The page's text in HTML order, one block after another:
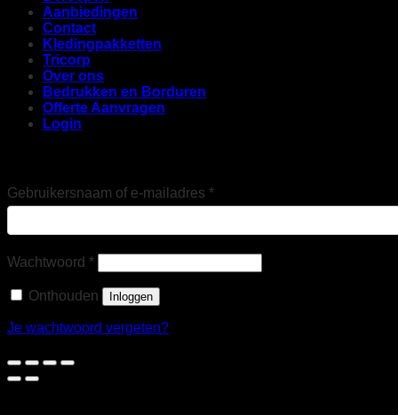
Aanbiedingen
Contact
Kledingpakketten
Tricorp
Over ons
Bedrukken en Borduren
Offerte Aanvragen
Login
Gebruikersnaam of e-mailadres *Vereist
Wachtwoord *Vereist
Onthouden Inloggen
Je wachtwoord vergeten?